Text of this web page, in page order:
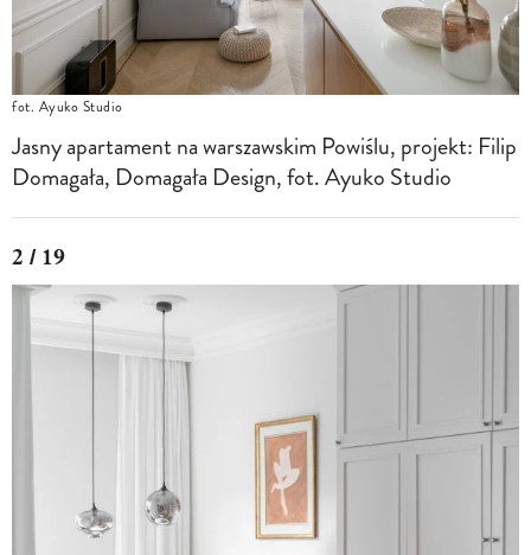
fot. Ayuko Studio
Jasny apartament na warszawskim Powiślu, projekt: Filip
Domagała, Domagała Design, fot. Ayuko Studio
2 / 19